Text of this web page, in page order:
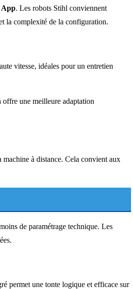
. Les robots Stihl conviennent
la complexité de la configuration.
vitesse, idéales pour un entretien
offre une meilleure adaptation
à distance. Cela convient aux
de paramétrage technique. Les
permet une tonte logique et efficace sur